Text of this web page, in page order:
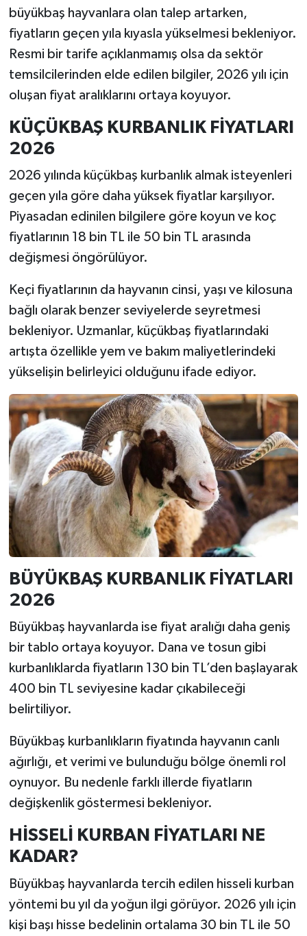
büyükbaş hayvanlara olan talep artarken,
fiyatların geçen yıla kıyasla yükselmesi bekleniyor.
Resmi bir tarife açıklanmamış olsa da sektör
temsilcilerinden elde edilen bilgiler, 2026 yılı için
oluşan fiyat aralıklarını ortaya koyuyor.
KÜÇÜKBAŞ KURBANLIK FİYATLARI
2026
2026 yılında küçükbaş kurbanlık almak isteyenleri
geçen yıla göre daha yüksek fiyatlar karşılıyor.
Piyasadan edinilen bilgilere göre koyun ve koç
fiyatlarının 18 bin TL ile 50 bin TL arasında
değişmesi öngörülüyor.
Keçi fiyatlarının da hayvanın cinsi, yaşı ve kilosuna
bağlı olarak benzer seviyelerde seyretmesi
bekleniyor. Uzmanlar, küçükbaş fiyatlarındaki
artışta özellikle yem ve bakım maliyetlerindeki
yükselişin belirleyici olduğunu ifade ediyor.
BÜYÜKBAŞ KURBANLIK FİYATLARI
2026
Büyükbaş hayvanlarda ise fiyat aralığı daha geniş
bir tablo ortaya koyuyor. Dana ve tosun gibi
kurbanlıklarda fiyatların 130 bin TL’den başlayarak
400 bin TL seviyesine kadar çıkabileceği
belirtiliyor.
Büyükbaş kurbanlıkların fiyatında hayvanın canlı
ağırlığı, et verimi ve bulunduğu bölge önemli rol
oynuyor. Bu nedenle farklı illerde fiyatların
değişkenlik göstermesi bekleniyor.
HİSSELİ KURBAN FİYATLARI NE
KADAR?
Büyükbaş hayvanlarda tercih edilen hisseli kurban
yöntemi bu yıl da yoğun ilgi görüyor. 2026 yılı için
kişi başı hisse bedelinin ortalama 30 bin TL ile 50